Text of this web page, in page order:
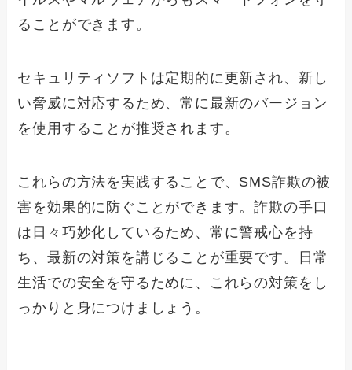
ることができます。
セキュリティソフトは定期的に更新され、新し
い脅威に対応するため、常に最新のバージョン
を使用することが推奨されます。
これらの方法を実践することで、SMS詐欺の被
害を効果的に防ぐことができます。詐欺の手口
は日々巧妙化しているため、常に警戒心を持
ち、最新の対策を講じることが重要です。日常
生活での安全を守るために、これらの対策をし
っかりと身につけましょう。